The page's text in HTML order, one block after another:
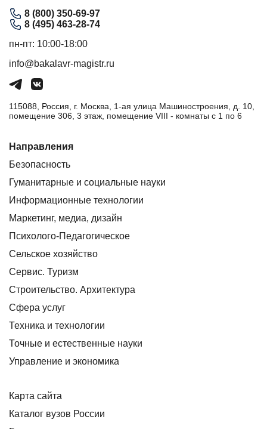
8 (800) 350-69-97
8 (495) 463-28-74
пн-пт: 10:00-18:00
info@bakalavr-magistr.ru
115088, Россия, г. Москва, 1-ая улица Машиностроения, д. 10,
помещение 306, 3 этаж, помещение VIII - комнаты с 1 по 6
Направления
Безопасность
Гуманитарные и социальные науки
Информационные технологии
Маркетинг, медиа, дизайн
Психолого-Педагогическое
Сельское хозяйство
Сервис. Туризм
Строительство. Архитектура
Сфера услуг
Техника и технологии
Точные и естественные науки
Управление и экономика
Карта сайта
Каталог вузов России